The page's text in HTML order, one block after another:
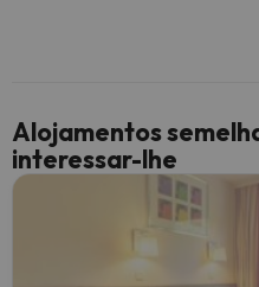
Alojamentos
interessar-lhe